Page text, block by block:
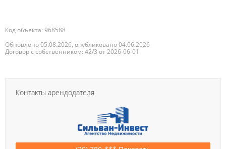
Код объекта: 968588
Обновлено 05.08.2026, опубликовано 04.06.2026
Договор с собственником: 42/3 от 2026-06-01
Контакты арендодателя